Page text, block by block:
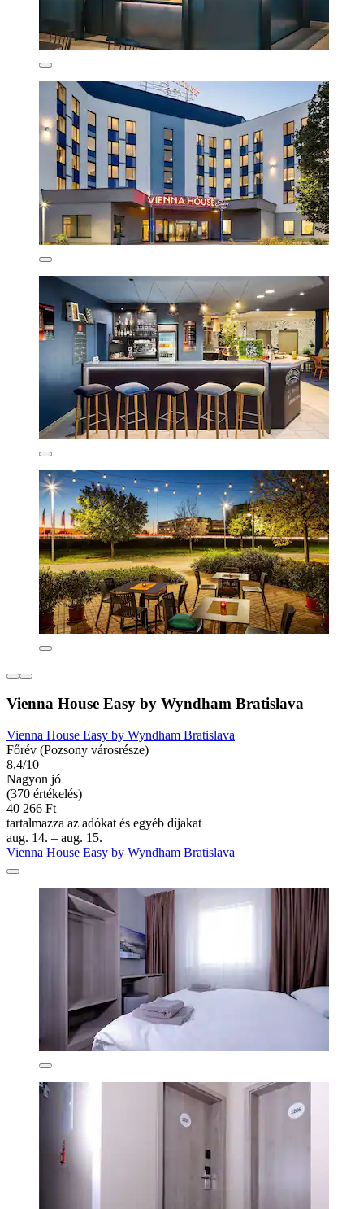
Vienna House Easy by Wyndham Bratislava
Vienna House Easy by Wyndham Bratislava
Főrév (Pozsony városrésze)
8,4/10
Nagyon jó
(370 értékelés)
40 266 Ft
tartalmazza az adókat és egyéb díjakat
aug. 14. – aug. 15.
Vienna House Easy by Wyndham Bratislava